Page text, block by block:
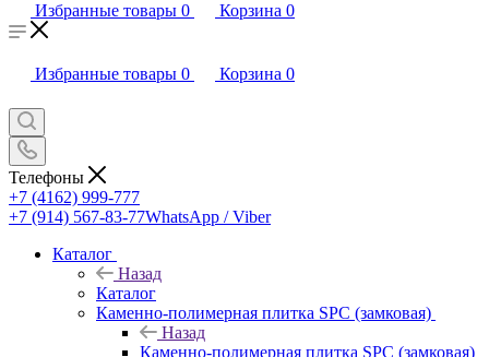
Избранные товары 0 Корзина 0
Избранные товары 0 Корзина 0
Телефоны
+7 (4162) 999-777
+7 (914) 567-83-77WhatsApp / Viber
Каталог
Назад
Каталог
Каменно-полимерная плитка SPC (замковая)
Назад
Каменно-полимерная плитка SPC (замковая)